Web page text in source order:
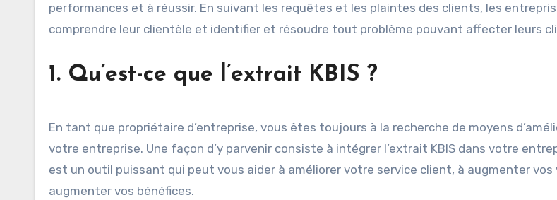
performances et à réussir. En suivant les requêtes et les plaintes des clients, les
comprendre leur clientèle et identifier et résoudre tout problème pouvant affecter leurs
1. Qu’est-ce que l’extrait KBIS ?
En tant que propriétaire d’entreprise, vous êtes toujours à la recherche de moyens
votre entreprise. Une façon d’y parvenir consiste à intégrer l’extrait KBIS dans votre
est un outil puissant qui peut vous aider à améliorer votre service client, à augmenter
augmenter vos bénéfices.